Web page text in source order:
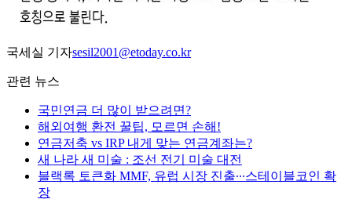
국세실 기자sesil2001@etoday.co.kr
관련 뉴스
국민연금 더 많이 받으려면?
해외여행 환전 꿀팁, 모르면 손해!
연금저축 vs IRP 내게 맞는 연금계좌는?
새 나라 새 미술 : 조선 전기 미술 대전
블랙록 토큰화 MMF, 유럽 시장 진출∙∙∙스테이블코인 확
장